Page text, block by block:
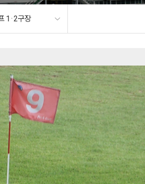
1 · 2구장